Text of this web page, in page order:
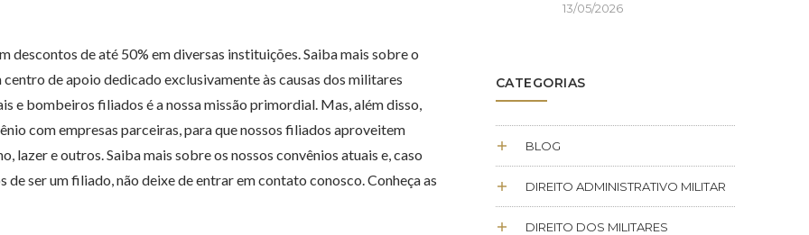
de até 50% em diversas instituições. Saiba mais sobre o
de apoio dedicado exclusivamente às causas dos militares
e bombeiros filiados é a nossa missão primordial. Mas, além disso,
com empresas parceiras, para que nossos filiados aproveitem
lazer e outros. Saiba mais sobre os nossos convênios atuais e, caso
ser um filiado, não deixe de entrar em contato conosco. Conheça as
13/05/2026
CATEGORIAS
BLOG
DIREITO ADMINISTRATIVO MILITAR
DIREITO DOS MILITARES